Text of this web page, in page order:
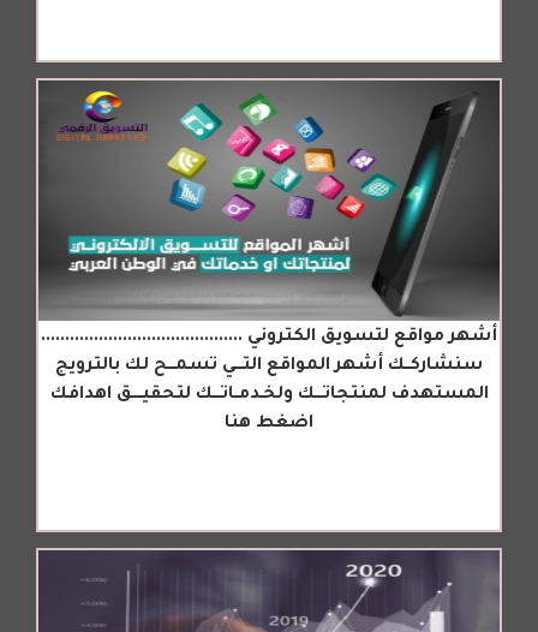
أشهر مواقع لتسويق الكتروني ..........................................
سنشاركــك أشهر المواقع التـــي تسمـــح لك بالترويج
المستهدف لمنتجاتـــك ولخـدمــاتـــك لتحقيــــق اهدافك
اضغط هنا